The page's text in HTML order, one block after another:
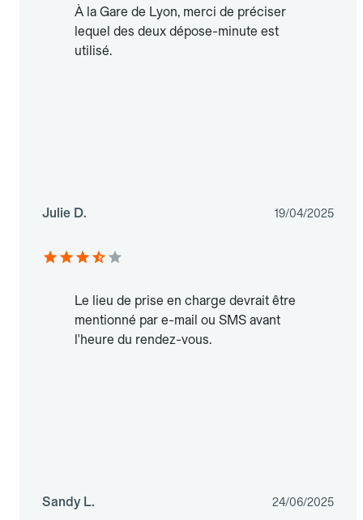
À la Gare de Lyon, merci de préciser
lequel des deux dépose-minute est
utilisé.
Julie D. 19/04/2025
Le lieu de prise en charge devrait être
mentionné par e-mail ou SMS avant
l'heure du rendez-vous.
Sandy L. 24/06/2025